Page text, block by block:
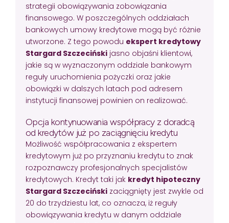
strategii obowiązywania zobowiązania
finansowego. W poszczególnych oddziałach
bankowych umowy kredytowe mogą być różnie
utworzone. Z tego powodu ekspert kredytowy
Stargard Szczeciński jasno objaśni klientowi,
jakie są w wyznaczonym oddziale bankowym
reguły uruchomienia pożyczki oraz jakie
obowiązki w dalszych latach pod adresem
instytucji finansowej powinien on realizować.
Opcja kontynuowania współpracy z doradcą
od kredytów już po zaciągnięciu kredytu
Możliwość współpracowania z ekspertem
kredytowym już po przyznaniu kredytu to znak
rozpoznawczy profesjonalnych specjalistów
kredytowych. Kredyt taki jak kredyt hipoteczny
Stargard Szczeciński zaciągnięty jest zwykle od
20 do trzydziestu lat, co oznacza, iż reguły
obowiązywania kredytu w danym oddziale